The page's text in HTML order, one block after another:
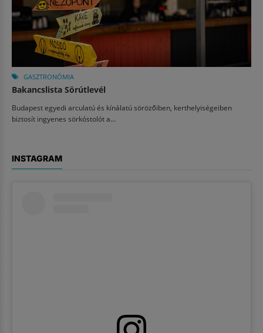
GASZTRONÓMIA
Bakancslista Sörútlevél
Budapest egyedi arculatú és kínálatú sörözőiben, kerthelyiségeiben
biztosít ingyenes sörkóstolót a...
INSTAGRAM